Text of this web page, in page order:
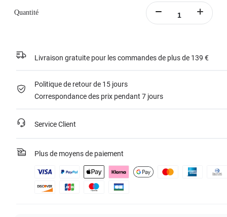
Quantité
Livraison gratuite pour les commandes de plus de 139 €
Politique de retour de 15 jours
Correspondance des prix pendant 7 jours
Service Client
Plus de moyens de paiement